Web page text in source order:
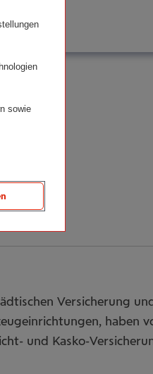
Versicherung
haben
und Kasko-
sowie